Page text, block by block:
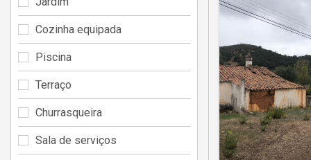
Cozinha equipada
Piscina
Terraço
Churrasqueira
Sala de serviços